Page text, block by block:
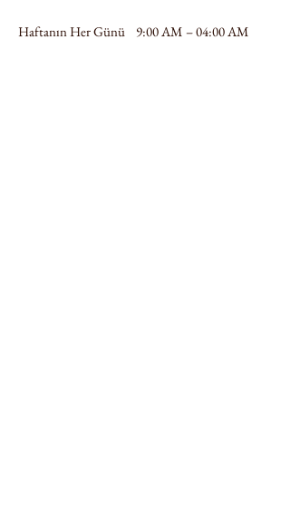
Haftanın Her Günü 9:00 AM – 04:00 AM